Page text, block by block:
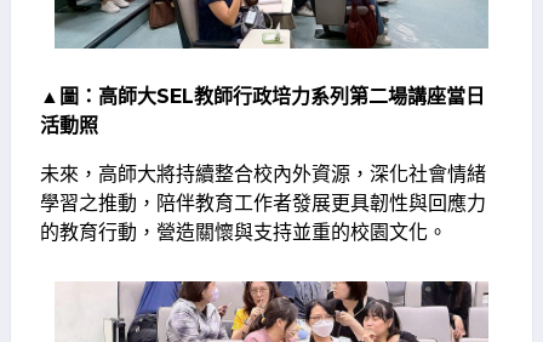
▲圖：高師大SEL教師行政培力系列第二場講座當日
活動照
未來，高師大將持續整合校內外資源，深化社會情緒
學習之推動，陪伴教育工作者發展更具韌性與回應力
的教育行動，營造關懷與支持並重的校園文化。